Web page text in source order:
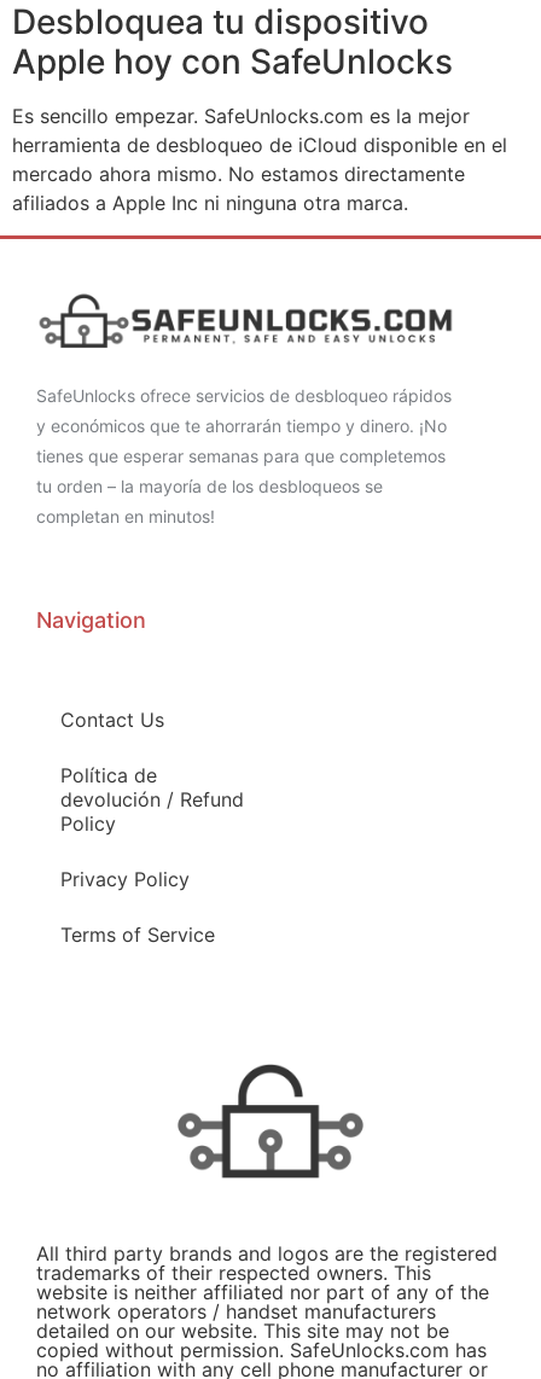
Desbloquea tu dispositivo
Apple hoy con SafeUnlocks
Es sencillo empezar. SafeUnlocks.com es la mejor
herramienta de desbloqueo de iCloud disponible en el
mercado ahora mismo. No estamos directamente
afiliados a Apple Inc ni ninguna otra marca.
SafeUnlocks ofrece servicios de desbloqueo rápidos
y económicos que te ahorrarán tiempo y dinero. ¡No
tienes que esperar semanas para que completemos
tu orden – la mayoría de los desbloqueos se
completan en minutos!
Navigation
Contact Us
Política de
devolución / Refund
Policy
Privacy Policy
Terms of Service
All third party brands and logos are the registered
trademarks of their respected owners. This
website is neither affiliated nor part of any of the
network operators / handset manufacturers
detailed on our website. This site may not be
copied without permission. SafeUnlocks.com has
no affiliation with any cell phone manufacturer or